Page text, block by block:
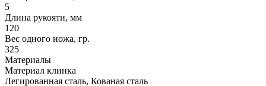
5
Длина рукояти, мм
120
Вес одного ножа, гр.
325
Материалы
Материал клинка
Легированная сталь, Кованая сталь